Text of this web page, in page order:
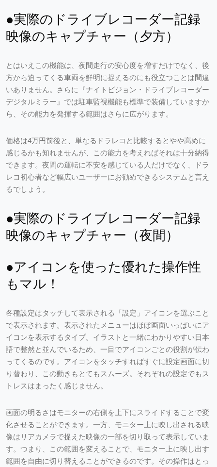
●実際のドライブレコーダー記録
映像のキャプチャー（夕方）
とはいえこの機能は、夜間走行の安心度を増すだけでなく、後
方から迫ってくる車両を鮮明に捉えるのにも役立つことは間違
いありません。さらに『ナイトビジョン・ドライブレコーダー
デジタルミラー』では駐車監視機能も標準で装備していますか
ら、その能力を発揮する範囲はさらに広がります。
価格は4万円前後と、単なるドラレコと比較するとやや高めに
感じるかも知れませんが、この能力を考えればそれは十分納得
できます。夜間の運転に不安を感じている人だけでなく、ドラ
レコ初心者など幅広いユーザーにお勧めできるシステムと言え
るでしょう。
●実際のドライブレコーダー記録
映像のキャプチャー（夜間）
●アイコンを使った優れた操作性
もマル！
各種設定はタッチして表示される「設定」アイコンを選ぶこと
で表示されます。表示されたメニューはほぼ画面いっぱいにア
イコンを表示するタイプ。イラストと一緒にわかりやすい日本
語で整然と並んでいるため、一目でアイコンごとの役割が伝わ
ってくるのです。アイコンをタッチすればすぐに設定画面に切
り替わり、この動きもとてもスムーズ。それぞれの設定でもス
トレスはまったく感じません。
画面の明るさはモニターの右側を上下にスライドすることで変
化させることができます。一方、モニター上に映し出される映
像はリアカメラで捉えた映像の一部を切り取って表示していま
す。つまり、この範囲を変えることで、モニター上に映し出す
範囲を自由に切り替えることができるのです。その操作はとっ